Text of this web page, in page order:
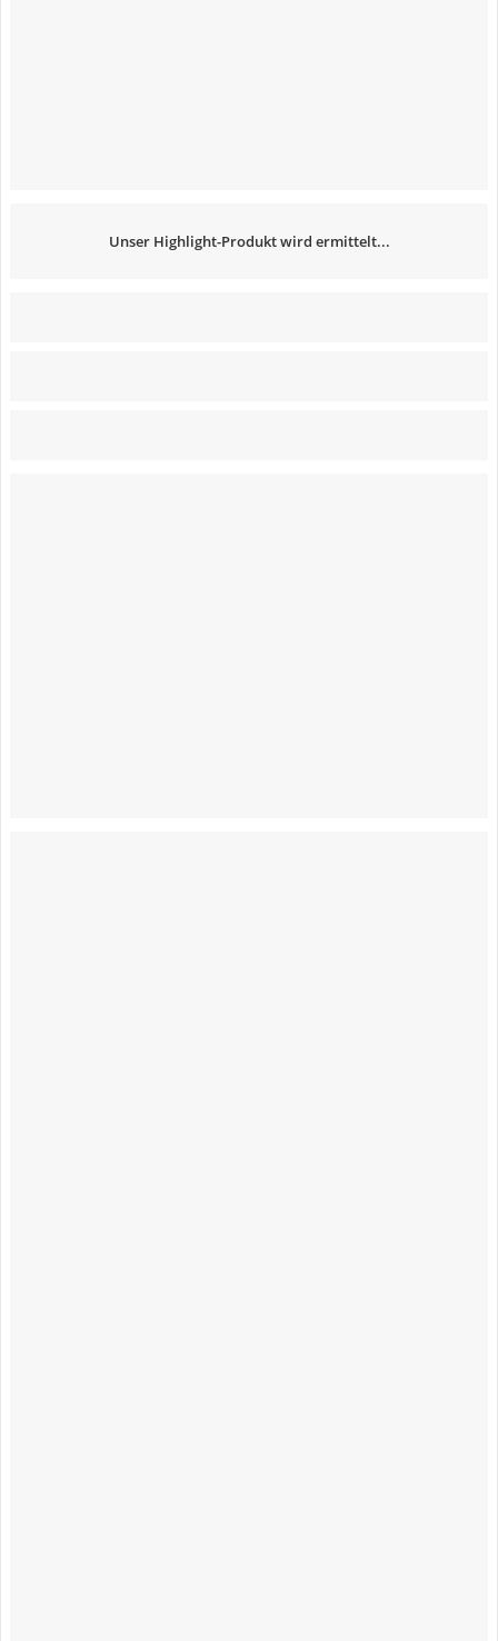
Unser Highlight-Produkt wird ermittelt...